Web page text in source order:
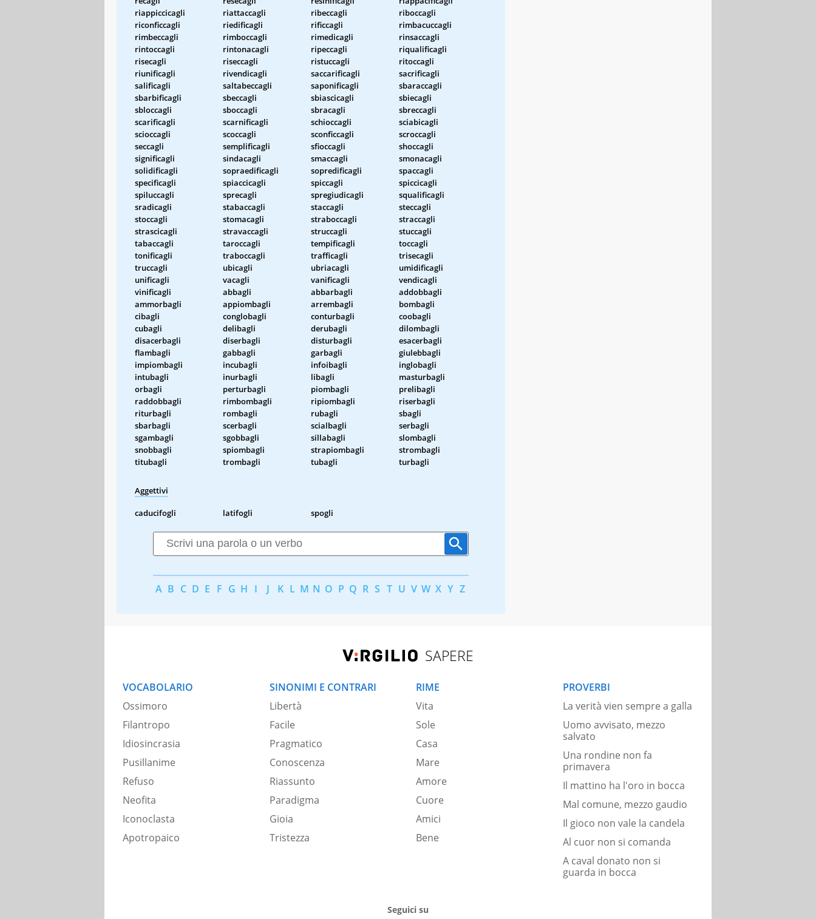
riappiccicagli
riattaccagli ribeccagli
riboccagli
riconficcagli
riedificagli rificcagli
rimbacuccagli
rimbeccagli
rimboccagli rimedicagli
rinsaccagli
rintoccagli
rintonacagli ripeccagli
riqualificagli
risecagli
riseccagli ristuccagli
ritoccagli
riunificagli
rivendicagli saccarificagli
sacrificagli
salificagli
saltabeccagli saponificagli
sbaraccagli
sbarbificagli
sbeccagli sbiascicagli
sbiecagli
sbloccagli
sboccagli sbracagli
sbreccagli
scarificagli
scarnificagli schioccagli
sciabicagli
scioccagli
scoccagli sconficcagli
scroccagli
seccagli
semplificagli sfioccagli
shoccagli
significagli
sindacagli smaccagli
smonacagli
solidificagli
sopraedificagli sopredificagli
spaccagli
specificagli
spiaccicagli spiccagli
spiccicagli
spiluccagli
sprecagli spregiudicagli
squalificagli
sradicagli
stabaccagli staccagli
steccagli
stoccagli
stomacagli straboccagli
straccagli
strascicagli
stravaccagli struccagli
stuccagli
tabaccagli
taroccagli tempificagli
toccagli
tonificagli
traboccagli trafficagli
trisecagli
truccagli
ubicagli ubriacagli
umidificagli
unificagli
vacagli vanificagli
vendicagli
vinificagli
abbagli abbarbagli
addobbagli
ammorbagli
appiombagli arrembagli
bombagli
cibagli
conglobagli conturbagli
coobagli
cubagli
delibagli derubagli
dilombagli
disacerbagli
diserbagli disturbagli
esacerbagli
flambagli
gabbagli garbagli
giulebbagli
impiombagli
incubagli infoibagli
inglobagli
intubagli
inurbagli libagli
masturbagli
orbagli
perturbagli piombagli
prelibagli
raddobbagli
rimbombagli ripiombagli
riserbagli
riturbagli
rombagli rubagli
sbagli
sbarbagli
scerbagli scialbagli
serbagli
sgambagli
sgobbagli sillabagli
slombagli
snobbagli
spiombagli strapiombagli
strombagli
titubagli
trombagli tubagli turbagli
Aggettivi
caducifogli latifogli spogli
A B C D E F G H I J K L M N O P Q R S T U V W X Y Z
SAPERE
VOCABOLARIO
Ossimoro
Filantropo
Idiosincrasia
Pusillanime
Refuso
Neofita
Iconoclasta
Apotropaico
SINONIMI E CONTRARI
Libertà
Facile
Pragmatico
Conoscenza
Riassunto
Paradigma
Gioia
Tristezza
RIME
Vita
Sole
Casa
Mare
Amore
Cuore
Amici
Bene
PROVERBI
La verità vien sempre a galla
Uomo avvisato, mezzo
salvato
Una rondine non fa
primavera
Il mattino ha l'oro in bocca
Mal comune, mezzo gaudio
Il gioco non vale la candela
Al cuor non si comanda
A caval donato non si
guarda in bocca
Seguici su